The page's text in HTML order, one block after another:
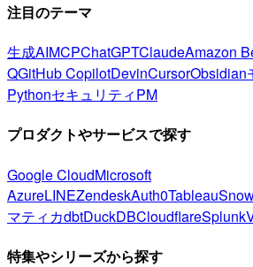
注目のテーマ
生成AIMCPChatGPTClaudeAmazon
QGitHub CopilotDevinCursorObsidian
PythonセキュリティPM
プロダクトやサービスで探す
Google CloudMicrosoft
AzureLINEZendeskAuth0Tableau
マティカdbtDuckDBCloudflareSplunk
特集やシリーズから探す